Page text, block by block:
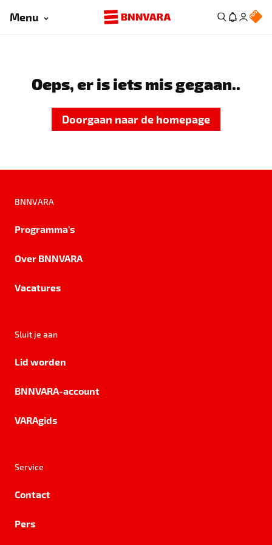
Menu
Oeps, er is iets mis gegaan..
Doorgaan naar de homepage
BNNVARA
Programma's
Over BNNVARA
Vacatures
Sluit je aan
Lid worden
BNNVARA-account
VARAgids
Service
Contact
Pers